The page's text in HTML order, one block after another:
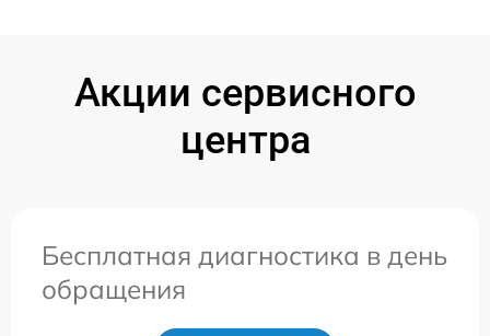
Акции сервисного
центра
Бесплатная диагностика в день
обращения